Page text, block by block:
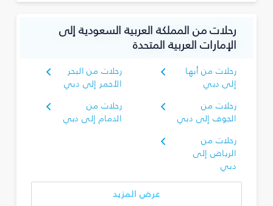
رحلات من المملكة العربية السعودية إلى
الإمارات العربية المتحدة
رحلات من أبها
إلى دبي
رحلات من البحر
الأحمر إلى دبي
رحلات من
الجوف إلى دبي
رحلات من
الدمام إلى دبي
رحلات من
الرياض إلى
دبي
عرض المزيد